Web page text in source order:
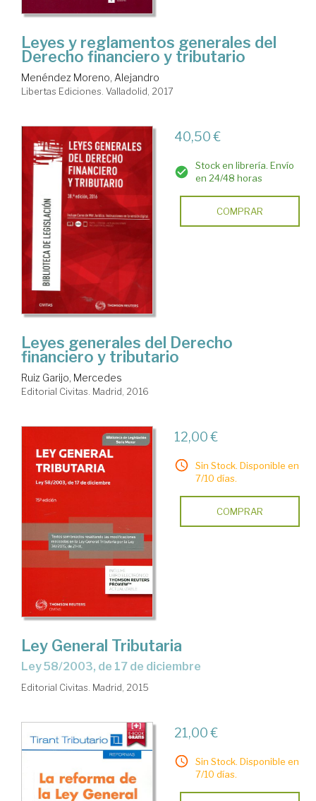
Leyes y reglamentos generales del
Derecho financiero y tributario
Menéndez Moreno, Alejandro
Libertas Ediciones. Valladolid, 2017
40,50 €
Stock en librería. Envío
en 24/48 horas
COMPRAR
Leyes generales del Derecho
financiero y tributario
Ruiz Garijo, Mercedes
Editorial Civitas. Madrid, 2016
12,00 €
Sin Stock. Disponible en
7/10 días.
COMPRAR
Ley General Tributaria
Ley 58/2003, de 17 de diciembre
Editorial Civitas. Madrid, 2015
21,00 €
Sin Stock. Disponible en
7/10 días.